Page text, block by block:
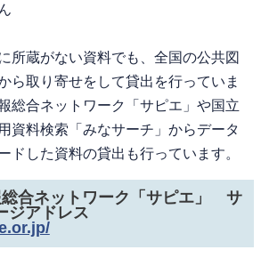
所蔵がない資料でも、全国の公共図
ら取り寄せをして貸出を行っていま
総合ネットワーク「サピエ」や国立
資料検索「みなサーチ」からデータ
ドした資料の貸出も行っています。
合ネットワーク「サピエ」 サ
ジアドレス